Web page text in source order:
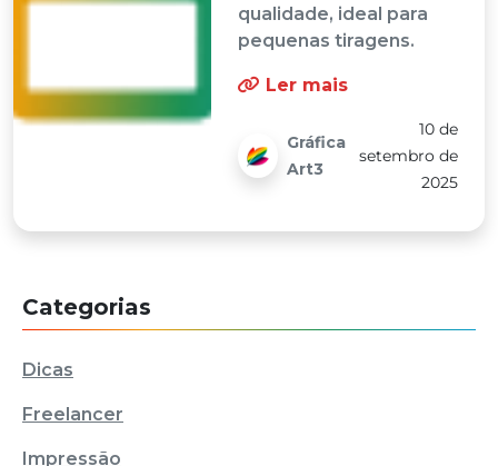
qualidade, ideal para
pequenas tiragens.
Ler mais
Gráfica
Art3
10 de
setembro de
2025
Categorias
Dicas
Freelancer
Impressão